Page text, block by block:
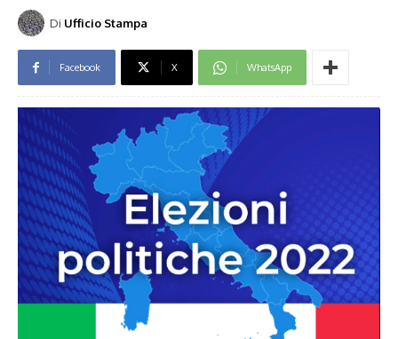
Di Ufficio Stampa
Facebook X WhatsApp